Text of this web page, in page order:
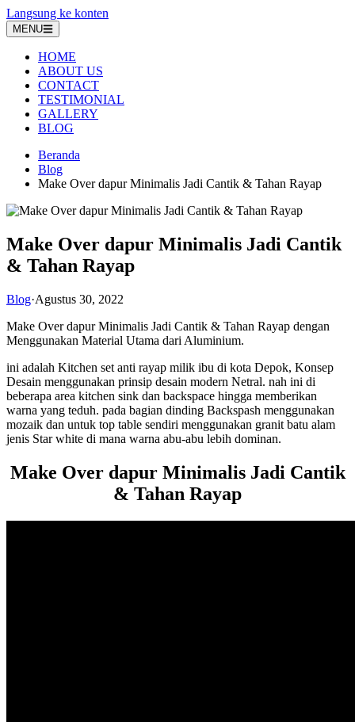
Langsung ke konten
MENU
HOME
ABOUT US
CONTACT
TESTIMONIAL
GALLERY
BLOG
Beranda
Blog
Make Over dapur Minimalis Jadi Cantik & Tahan Rayap
Make Over dapur Minimalis Jadi Cantik
& Tahan Rayap
Blog·Agustus 30, 2022
Make Over dapur Minimalis Jadi Cantik & Tahan Rayap dengan
Menggunakan Material Utama dari Aluminium.
ini adalah Kitchen set anti rayap milik ibu di kota Depok, Konsep
Desain menggunakan prinsip desain modern Netral. nah ini di
beberapa area kitchen sink dan backspace hingga memberikan
warna yang teduh. pada bagian dinding Backspash menggunakan
mozaik dan untuk top table sendiri menggunakan granit batu alam
jenis Star white di mana warna abu-abu lebih dominan.
Make Over dapur Minimalis Jadi Cantik
& Tahan Rayap